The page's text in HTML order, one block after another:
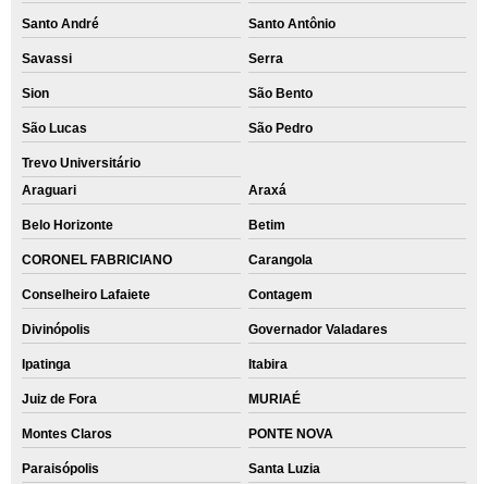
Santo André Santo Antônio
Savassi Serra
Sion São Bento
São Lucas São Pedro
Trevo Universitário
Araguari
Araxá
Belo Horizonte Betim
CORONEL FABRICIANO Carangola
Conselheiro Lafaiete Contagem
Divinópolis Governador Valadares
Ipatinga Itabira
Juiz de Fora MURIAÉ
Montes Claros PONTE NOVA
Paraisópolis Santa Luzia